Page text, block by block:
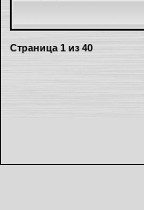
Страница 1 из 40